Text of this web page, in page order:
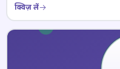
क्विज़ लें